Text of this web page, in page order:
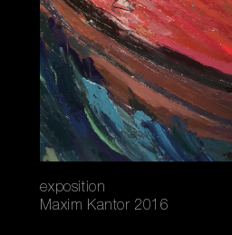
exposition
Maxim Kantor 2016